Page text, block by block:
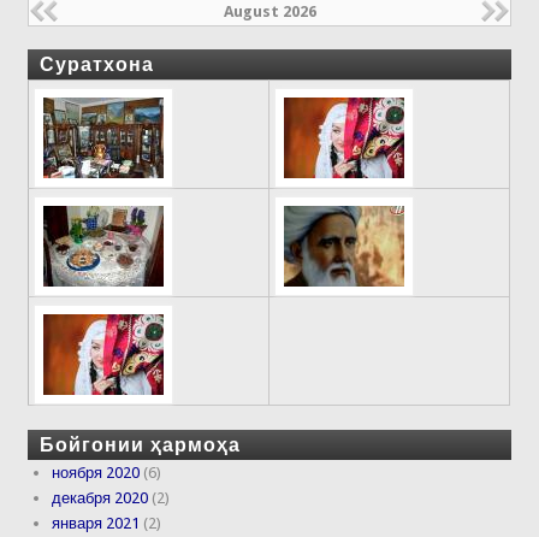
August 2026
Суратхона
Бойгонии ҳармоҳа
ноября 2020 (6)
декабря 2020 (2)
января 2021 (2)